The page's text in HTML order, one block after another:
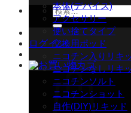
検
索
対
象:
ログイン
本体(デバイス)
アクセサリー
使い捨てタイプ
交換用ポッド
ニコチン入りリキ
ニコチンなしリキ
ニコチンソルト
ニコチンショット
自作(DIY)リキッド